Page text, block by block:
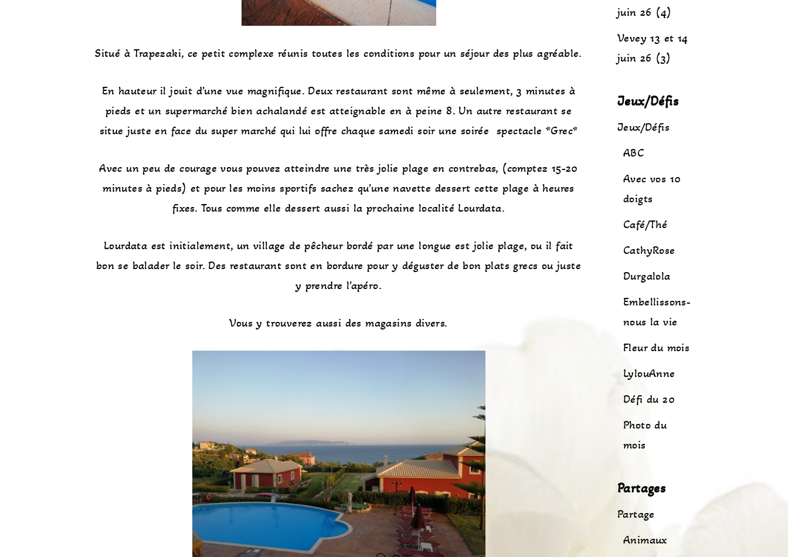
Situé à Trapezaki, ce petit complexe réunis toutes les conditions pour un séjour des plus agréable.
En hauteur il jouit d’une vue magnifique. Deux restaurant sont même à seulement, 3 minutes à
pieds et un supermarché bien achalandé est atteignable en à peine 8. Un autre restaurant se
situe juste en face du super marché qui lui offre chaque samedi soir une soirée spectacle *Grec*
Avec un peu de courage vous pouvez atteindre une très jolie plage en contrebas, (comptez 15-20
minutes à pieds) et pour les moins sportifs sachez qu’une navette dessert cette plage à heures
fixes. Tous comme elle dessert aussi la prochaine localité Lourdata.
Lourdata est initialement, un village de pêcheur bordé par une longue est jolie plage, ou il fait
bon se balader le soir. Des restaurant sont en bordure pour y déguster de bon plats grecs ou juste
y prendre l’apéro.
Vous y trouverez aussi des magasins divers.
juin 26 (4)
Vevey 13 et 14
juin 26 (3)
Jeux/Défis
Jeux/Défis
ABC
Avec vos 10
doigts
Café/Thé
CathyRose
Durgalola
Embellissons-
nous la vie
Fleur du mois
LylouAnne
Défi du 20
Photo du
mois
Partages
Partage
Animaux